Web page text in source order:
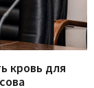
кровь для